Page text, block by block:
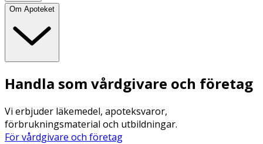
Om Apoteket
Handla som vårdgivare och företag
Vi erbjuder läkemedel, apoteksvaror,
förbrukningsmaterial och utbildningar.
För vårdgivare och företag